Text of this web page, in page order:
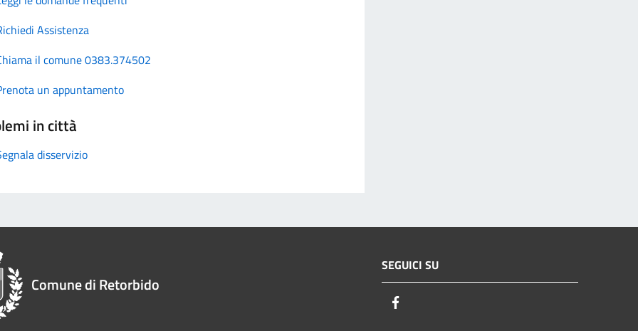
Assistenza
il comune 0383.374502
un appuntamento
in città
disservizio
Comune di Retorbido
SEGUICI SU